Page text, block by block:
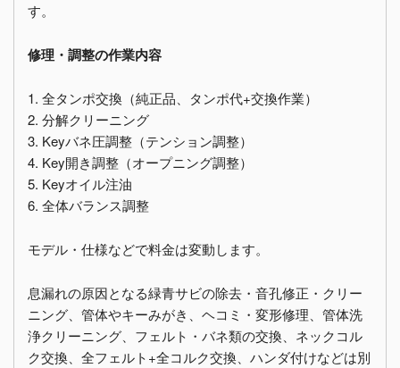
す。
修理・調整の作業内容
1. 全タンポ交換（純正品、タンポ代+交換作業）
2. 分解クリーニング
3. Keyバネ圧調整（テンション調整）
4. Key開き調整（オープニング調整）
5. Keyオイル注油
6. 全体バランス調整
モデル・仕様などで料金は変動します。
息漏れの原因となる緑青サビの除去・音孔修正・クリー
ニング、管体やキーみがき、ヘコミ・変形修理、管体洗
浄クリーニング、フェルト・バネ類の交換、ネックコル
ク交換、全フェルト+全コルク交換、ハンダ付けなどは別